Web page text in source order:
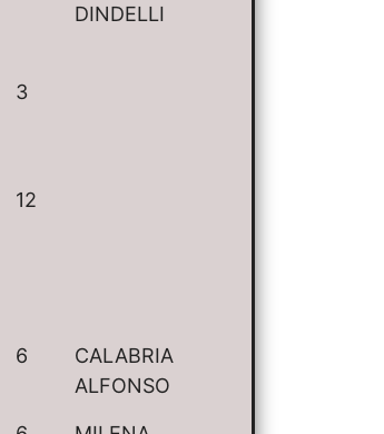
DINDELLI
3
12
6
CALABRIA
ALFONSO